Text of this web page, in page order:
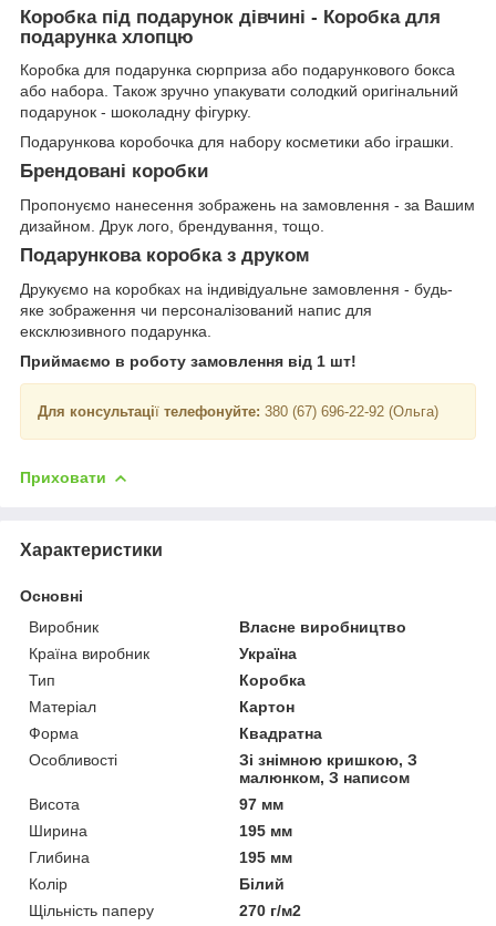
Коробка під подарунок дівчині - Коробка для
подарунка хлопцю
Коробка для подарунка сюрприза або подарункового бокса
або набора. Також зручно упакувати солодкий оригінальний
подарунок - шоколадну фігурку.
Подарункова коробочка для набору косметики або іграшки.
Брендовані коробки
Пропонуємо нанесення зображень на замовлення - за Вашим
дизайном. Друк лого, брендування, тощо.
Подарункова коробка з друком
Друкуємо на коробках на індивідуальне замовлення - будь-
яке зображення чи персоналізований напис для
ексклюзивного подарунка.
Приймаємо в роботу замовлення від 1 шт!
Для консультації телефонуйте: 380 (67) 696-22-92 (Ольга)
Приховати
Характеристики
Основні
Виробник
Власне виробництво
Країна виробник
Україна
Тип
Коробка
Матеріал
Картон
Форма
Квадратна
Особливості
Зі знімною кришкою, З
малюнком, З написом
Висота
97 мм
Ширина
195 мм
Глибина
195 мм
Колір
Білий
Щільність паперу
270 г/м2